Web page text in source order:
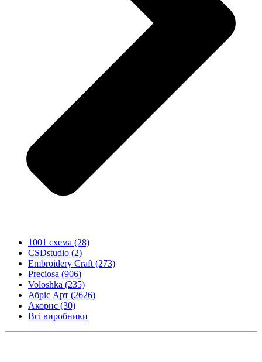
1001 схема (28)
CSDstudio (2)
Embroidery Craft (273)
Preciosa (906)
Voloshka (235)
Абріс Арт (2626)
Акорнс (30)
Всі виробники